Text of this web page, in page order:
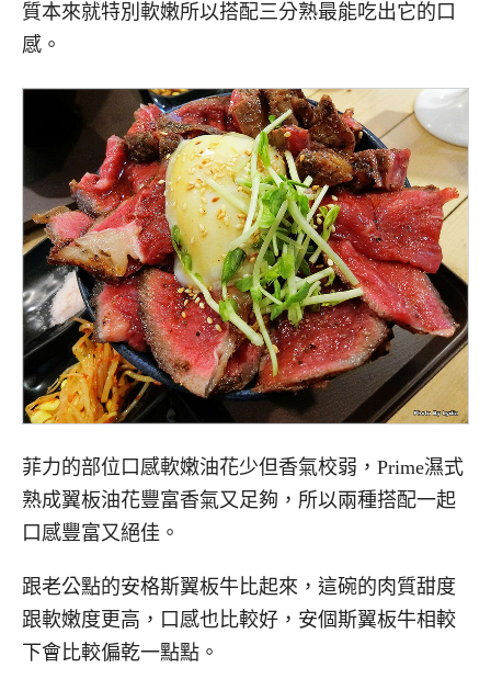
質本來就特別軟嫩所以搭配三分熟最能吃出它的口
感。
菲力的部位口感軟嫩油花少但香氣校弱，Prime濕式
熟成翼板油花豐富香氣又足夠，所以兩種搭配一起
口感豐富又絕佳。
跟老公點的安格斯翼板牛比起來，這碗的肉質甜度
跟軟嫩度更高，口感也比較好，安個斯翼板牛相較
下會比較偏乾一點點。